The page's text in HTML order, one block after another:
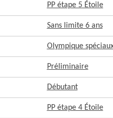
PP étape 5 Étoile
Sans limite 6 ans
Olympique
Préliminaire
Débutant
PP étape 4 Étoile